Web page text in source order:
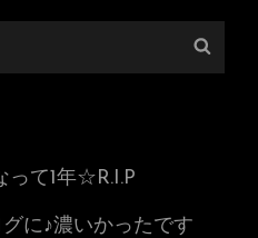
って1年☆R.I.P
に♪濃いかったです